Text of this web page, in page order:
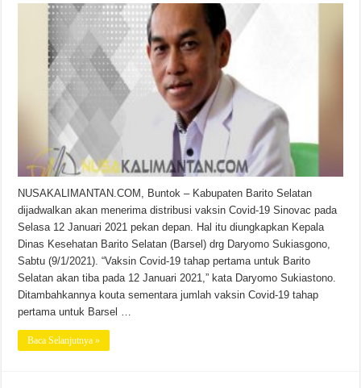
NUSAKALIMANTAN.COM, Buntok – Kabupaten Barito Selatan
dijadwalkan akan menerima distribusi vaksin Covid-19 Sinovac pada
Selasa 12 Januari 2021 pekan depan. Hal itu diungkapkan Kepala
Dinas Kesehatan Barito Selatan (Barsel) drg Daryomo Sukiasgono,
Sabtu (9/1/2021). “Vaksin Covid-19 tahap pertama untuk Barito
Selatan akan tiba pada 12 Januari 2021,” kata Daryomo Sukiastono.
Ditambahkannya kouta sementara jumlah vaksin Covid-19 tahap
pertama untuk Barsel …
Baca Selanjutnya »